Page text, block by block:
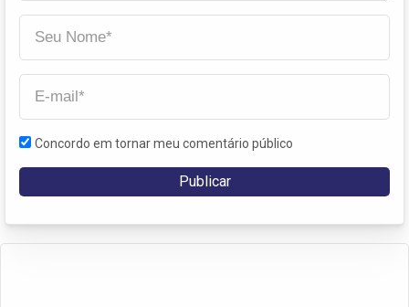
Concordo em tornar meu comentário público